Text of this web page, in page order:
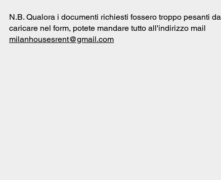
N.B. Qualora i documenti richiesti fossero troppo pesanti da
caricare nel form, potete mandare tutto all'indirizzo mail
milanhousesrent@gmail.com